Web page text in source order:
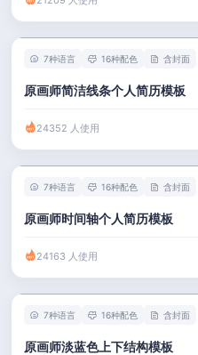
7种语言 16种配色 含封面
原画师简洁线条个人简历模板
24352 人使用
7种语言 16种配色 含封面
原画师时间轴个人简历模板
24163 人使用
7种语言 16种配色 含封面
原画师淡蓝色上下结构模板